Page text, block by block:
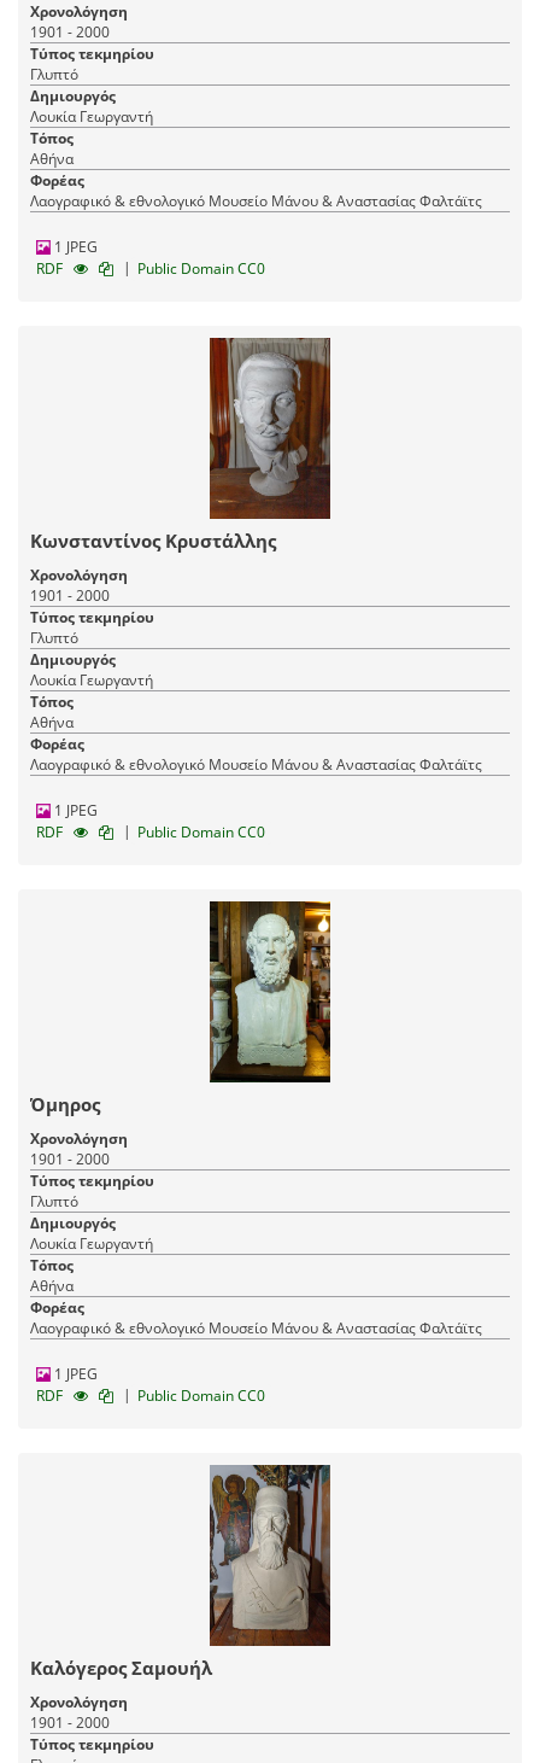
Χρονολόγηση
1901 - 2000
Τύπος τεκμηρίου
Γλυπτό
Δημιουργός
Λουκία Γεωργαντή
Τόπος
Αθήνα
Φορέας
Λαογραφικό & εθνολογικό Μουσείο Μάνου & Αναστασίας Φαλτάϊτς
1 JPEG
RDF
| Public Domain CC0
Κωνσταντίνος Κρυστάλλης
Χρονολόγηση
1901 - 2000
Τύπος τεκμηρίου
Γλυπτό
Δημιουργός
Λουκία Γεωργαντή
Τόπος
Αθήνα
Φορέας
Λαογραφικό & εθνολογικό Μουσείο Μάνου & Αναστασίας Φαλτάϊτς
1 JPEG
RDF
| Public Domain CC0
Όμηρος
Χρονολόγηση
1901 - 2000
Τύπος τεκμηρίου
Γλυπτό
Δημιουργός
Λουκία Γεωργαντή
Τόπος
Αθήνα
Φορέας
Λαογραφικό & εθνολογικό Μουσείο Μάνου & Αναστασίας Φαλτάϊτς
1 JPEG
RDF
| Public Domain CC0
Καλόγερος Σαμουήλ
Χρονολόγηση
1901 - 2000
Τύπος τεκμηρίου